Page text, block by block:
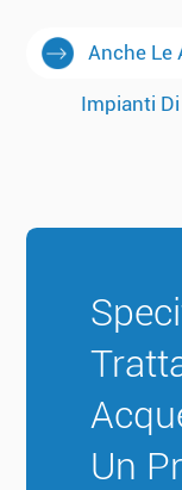
Anche Le
Impianti
Un